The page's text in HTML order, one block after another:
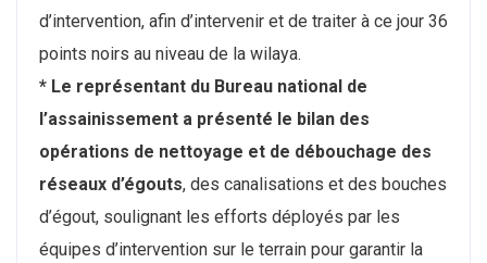
d’intervention, afin d’intervenir et de traiter à ce jour 36
points noirs au niveau de la wilaya.
* Le représentant du Bureau national de
l’assainissement a présenté le bilan des
opérations de nettoyage et de débouchage des
réseaux d’égouts, des canalisations et des bouches
d’égout, soulignant les efforts déployés par les
équipes d’intervention sur le terrain pour garantir la